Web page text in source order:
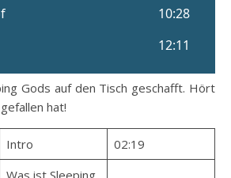
hat!
Intro 02:19
Was ist Sleeping